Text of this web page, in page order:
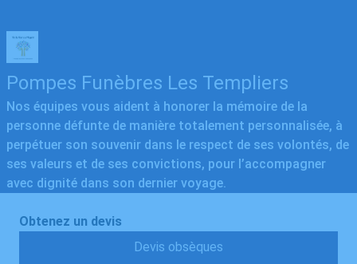
Pompes Funèbres Les Templiers
Nos équipes vous aident à honorer la mémoire de la
personne défunte de manière totalement personnalisée, à
perpétuer son souvenir dans le respect de ses volontés, de
ses valeurs et de ses convictions, pour l’accompagner
avec dignité dans son dernier voyage.
Obtenez un devis
Devis obsèques